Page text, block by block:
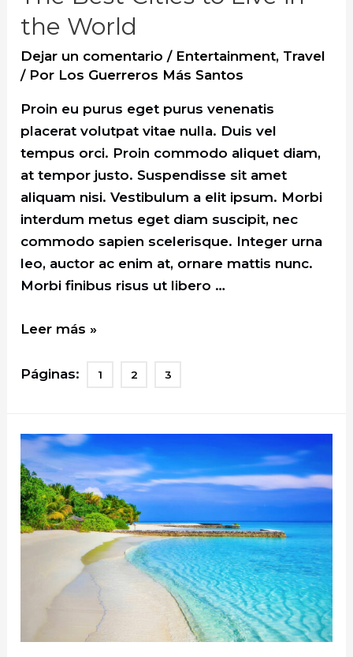
the World
Dejar un comentario / Entertainment, Travel
/ Por Los Guerreros Más Santos
Proin eu purus eget purus venenatis
placerat volutpat vitae nulla. Duis vel
tempus orci. Proin commodo aliquet diam,
at tempor justo. Suspendisse sit amet
aliquam nisi. Vestibulum a elit ipsum. Morbi
interdum metus eget diam suscipit, nec
commodo sapien scelerisque. Integer urna
leo, auctor ac enim at, ornare mattis nunc.
Morbi finibus risus ut libero …
The
Cities
in
the
World
Leer más »
Páginas: 1 2 3